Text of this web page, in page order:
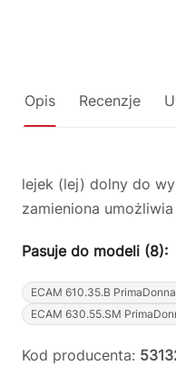
Opis Recenzje
lejek (lej) dolny do
zamieniona
Pasuje do modeli (8):
ECAM 610.35.B
ECAM 630.55.SM
Kod producenta: